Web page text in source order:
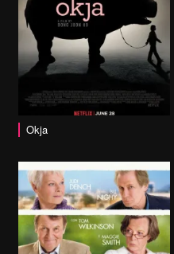
Okja